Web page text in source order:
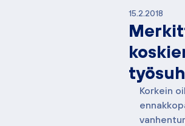
15.2.2018
Korkein